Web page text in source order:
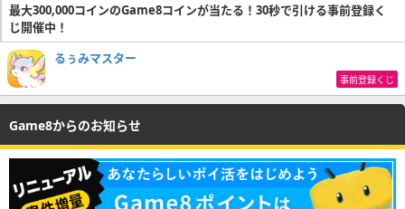
最大300,000コインのGame8コインが当たる！30秒で引ける事前登録く
じ開催中！
るぅみマスター
事前登録くじ
Game8からのお知らせ